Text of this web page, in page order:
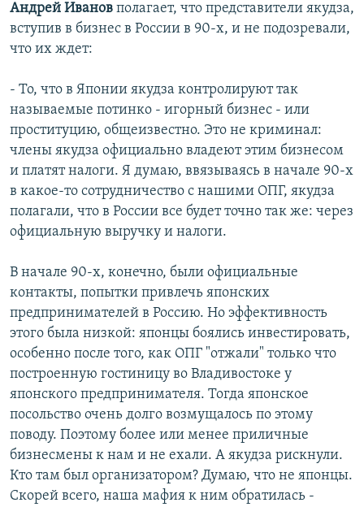
Андрей Иванов полагает, что представители якудза,
вступив в бизнес в России в 90-х, и не подозревали,
что их ждет:
- То, что в Японии якудза контролируют так
называемые потинко - игорный бизнес - или
проституцию, общеизвестно. Это не криминал:
члены якудза официально владеют этим бизнесом
и платят налоги. Я думаю, ввязываясь в начале 90-х
в какое-то сотрудничество с нашими ОПГ, якудза
полагали, что в России все будет точно так же: через
официальную выручку и налоги.
В начале 90-х, конечно, были официальные
контакты, попытки привлечь японских
предпринимателей в Россию. Но эффективность
этого была низкой: японцы боялись инвестировать,
особенно после того, как ОПГ "отжали" только что
построенную гостиницу во Владивостоке у
японского предпринимателя. Тогда японское
посольство очень долго возмущалось по этому
поводу. Поэтому более или менее приличные
бизнесмены к нам и не ехали. А якудза рискнули.
Кто там был организатором? Думаю, что не японцы.
Скорей всего, наша мафия к ним обратилась -